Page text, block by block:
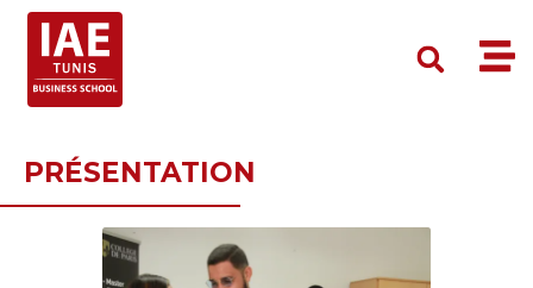
PRÉSENTATION